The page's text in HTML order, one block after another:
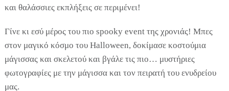
και θαλάσσιες εκπλήξεις σε περιμένει!
Γίνε κι εσύ μέρος του πιο spooky event της χρονιάς! Μπες
στον μαγικό κόσμο του Halloween, δοκίμασε κοστούμια
μάγισσας και σκελετού και βγάλε τις πιο… μυστήριες
φωτογραφίες με την μάγισσα και τον πειρατή του ενυδρείου
μας.